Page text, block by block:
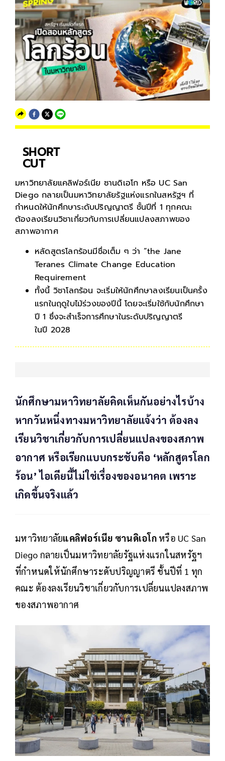
SHORT
CUT
มหาวิทยาลัยแคลิฟอร์เนีย ซานดิเอโก หรือ UC San
Diego กลายเป็นมหาวิทยาลัยรัฐแห่งแรกในสหรัฐฯ ที่
กำหนดให้นักศึกษาระดับปริญญาตรี ชั้นปีที่ 1 ทุกคณะ
ต้องลงเรียนวิชาเกี่ยวกับการเปลี่ยนแปลงสภาพของ
สภาพอากาศ
หลัดสูตรโลกร้อนมีชื่อเต็ม ๆ ว่า “the Jane
Teranes Climate Change Education
Requirement
ทั้งนี้ วิชาโลกร้อน จะเริ่มให้นักศึกษาลงเรียนเป็นครั้ง
แรกในฤดูใบไม้ร่วงของปีนี้ โดยจะเริ่มใช้กับนักศึกษา
ปี 1 ซึ่งจะสำเร็จการศึกษาในระดับปริญญาตรี
ในปี 2028
นักศึกษามหาวิทยาลัยคิดเห็นกันอย่างไรบ้าง
หากวันหนึ่งทางมหาวิทยาลัยแจ้งว่า ต้องลง
เรียนวิชาเกี่ยวกับการเปลี่ยนแปลงของสภาพ
อากาศ หรือเรียกแบบกระชับคือ ‘หลักสูตรโลก
ร้อน’ ไอเดียนี้ไม่ใช่เรื่องของอนาคต เพราะ
เกิดขึ้นจริงแล้ว
มหาวิทยาลัยแคลิฟอร์เนีย ซานดิเอโกหรือ UC San
Diego กลายเป็นมหาวิทยาลัยรัฐแห่งแรกในสหรัฐฯ
ที่กำหนดให้นักศึกษาระดับปริญญาตรี ชั้นปีที่ 1 ทุก
คณะ ต้องลงเรียนวิชาเกี่ยวกับการเปลี่ยนแปลงสภาพ
ของสภาพอากาศ